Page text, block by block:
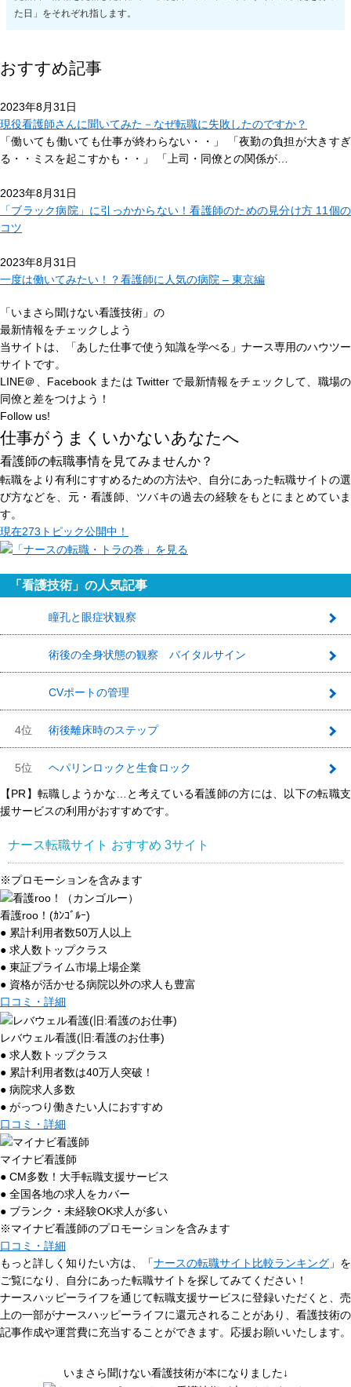
た日」をそれぞれ指します。
おすすめ記事
2023年8月31日
現役看護師さんに聞いてみた－なぜ転職に失敗したのですか？
「働いても働いても仕事が終わらない・・」 「夜勤の負担が大きすぎ
る・・ミスを起こすかも・・」 「上司・同僚との関係が…
2023年8月31日
「ブラック病院」に引っかからない！看護師のための見分け方 11個の
コツ
2023年8月31日
一度は働いてみたい！？看護師に人気の病院 – 東京編
「いまさら聞けない看護技術」の
最新情報をチェックしよう
当サイトは、
「あした仕事で使う知識を学べる」 ナース専用のハウツー
サイトです。
LINE＠、Facebook または Twitter で最新情報をチェックして、職場の
同僚と差をつけよう！
Follow us!
仕事がうまくいかないあなたへ
看護師の転職事情を見てみませんか？
転職をより有利にすすめるための方法や、自分にあった転職サイトの選
び方などを、元・看護師、ツバキの過去の経験をもとにまとめていま
す。
現在273トピック公開中！
「看護技術」の人気記事
瞳孔と眼症状観察
術後の全身状態の観察 バイタルサイン
CVポートの管理
4位 術後離床時のステップ
5位 ヘパリンロックと生食ロック
【PR】転職しようかな…と考えている看護師の方には、以下の転職支
援サービスの利用がおすすめです。
ナース転職サイト おすすめ 3サイト
※プロモーションを含みます
看護roo！(ｶﾝｺﾞﾙｰ)
● 累計利用者数50万人以上
● 求人数トップクラス
● 東証プライム市場上場企業
● 資格が活かせる病院以外の求人も豊富
口コミ・詳細
レバウェル看護(旧:看護のお仕事)
● 求人数トップクラス
● 累計利用者数は40万人突破！
● 病院求人多数
● がっつり働きたい人におすすめ
口コミ・詳細
マイナビ看護師
● CM多数！大手転職支援サービス
● 全国各地の求人をカバー
● ブランク・未経験OK求人が多い
※マイナビ看護師のプロモーションを含みます
口コミ・詳細
もっと詳しく知りたい方は、「ナースの転職サイト比較ランキング 」を
ご覧になり、自分にあった転職サイトを探してみてください！
ナースハッピーライフを通じて転職支援サービスに登録いただくと、売
上の一部がナースハッピーライフに還元されることがあり、看護技術の
記事作成や運営費に充当することができます。応援お願いいたします。
いまさら聞けない看護技術が本になりました↓